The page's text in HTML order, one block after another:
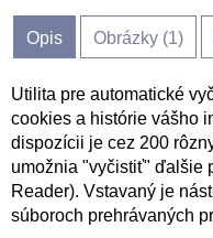
Opis Obrázky (1)
Utilita pre automatické
cookies a histórie vášho
dispozícii je cez 200
umožnia "vyčistiť" ďalšie
Reader). Vstavaný je
súboroch prehrávaných